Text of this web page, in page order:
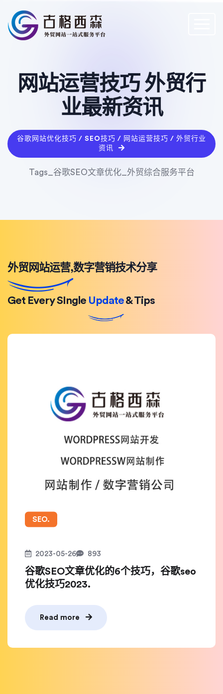
网站运营技巧 外贸行
业最新资讯
谷歌网站优化技巧 / SEO技巧 / 网站运营技巧 / 外贸行业
资讯
Tags_谷歌SEO文章优化_外贸综合服务平台
外贸网站运营,数字营销技术分享
Get Every SIngle Update& Tips
SEO.
2023-05-26 893
谷歌SEO文章优化的6个技巧，谷歌seo
优化技巧2023.
Read more